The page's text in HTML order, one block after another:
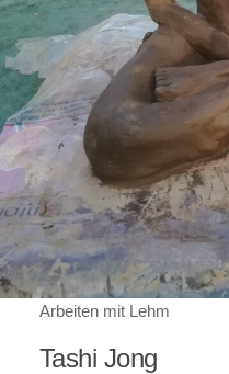
Arbeiten mit Lehm
Tashi Jong